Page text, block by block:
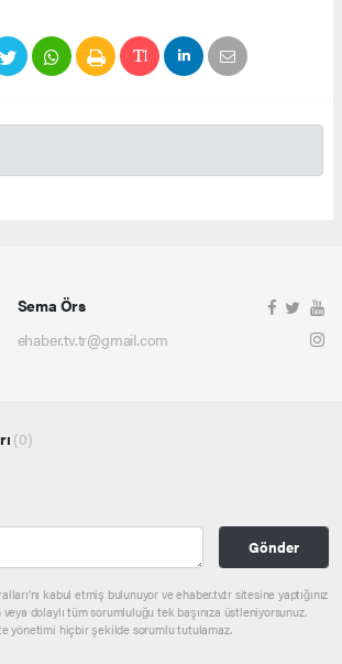
Sema Örs
ehaber.tv.tr@gmail.com
(0)
Gönder
kabul etmiş bulunuyor ve ehaber.tv.tr sitesine yaptığınız
dolaylı tüm sorumluluğu tek başınıza üstleniyorsunuz.
yönetimi hiçbir şekilde sorumlu tutulamaz.